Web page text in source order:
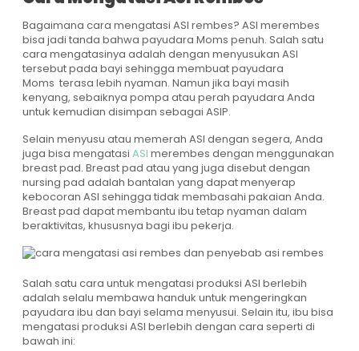
Bagaimana cara mengatasi ASI rembes? ASI merembes
bisa jadi tanda bahwa payudara Moms penuh. Salah satu
cara mengatasinya adalah dengan menyusukan ASI
tersebut pada bayi sehingga membuat payudara
Moms terasa lebih nyaman. Namun jika bayi masih
kenyang, sebaiknya pompa atau perah payudara Anda
untuk kemudian disimpan sebagai ASIP.
Selain menyusu atau memerah ASI dengan segera, Anda
juga bisa mengatasi ASI merembes dengan menggunakan
breast pad. Breast pad atau yang juga disebut dengan
nursing pad adalah bantalan yang dapat menyerap
kebocoran ASI sehingga tidak membasahi pakaian Anda.
Breast pad dapat membantu ibu tetap nyaman dalam
beraktivitas, khususnya bagi ibu pekerja.
Salah satu cara untuk mengatasi produksi ASI berlebih
adalah selalu membawa handuk untuk mengeringkan
payudara ibu dan bayi selama menyusui. Selain itu, ibu bisa
mengatasi produksi ASI berlebih dengan cara seperti di
bawah ini: